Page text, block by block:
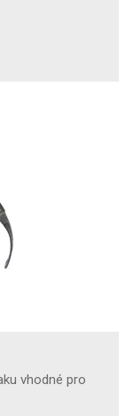
vhodné pro